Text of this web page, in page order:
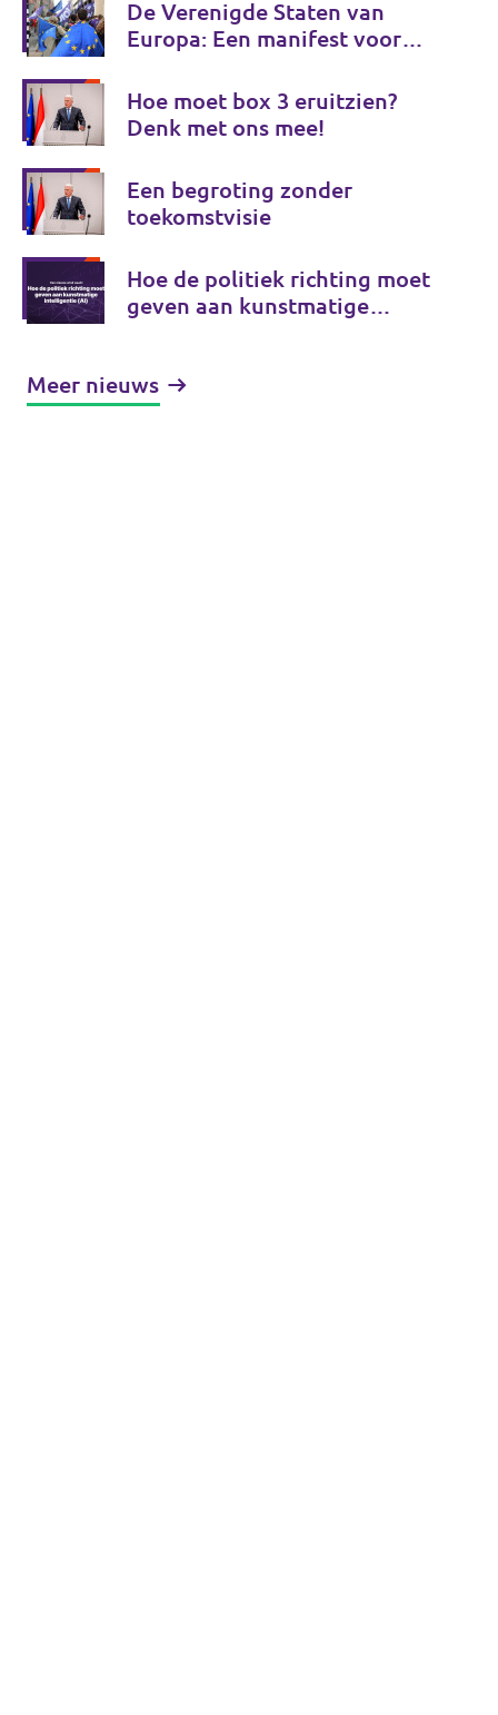
De Verenigde Staten van
Europa: Een manifest voor
Hoe moet box 3 eruitzien?
Denk met ons mee!
Een begroting zonder
toekomstvisie
Hoe de politiek richting moet
geven aan kunstmatige
Meer nieuws